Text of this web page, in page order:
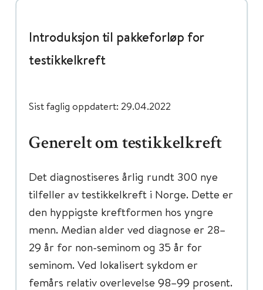
Introduksjon til pakkeforløp for
testikkelkreft
Sist faglig oppdatert: 29.04.2022
Generelt om testikkelkreft
Det diagnostiseres årlig rundt 300 nye
tilfeller av testikkelkreft i Norge. Dette er
den hyppigste kreftformen hos yngre
menn. Median alder ved diagnose er 28–
29 år for non-seminom og 35 år for
seminom. Ved lokalisert sykdom er
femårs relativ overlevelse 98–99 prosent.